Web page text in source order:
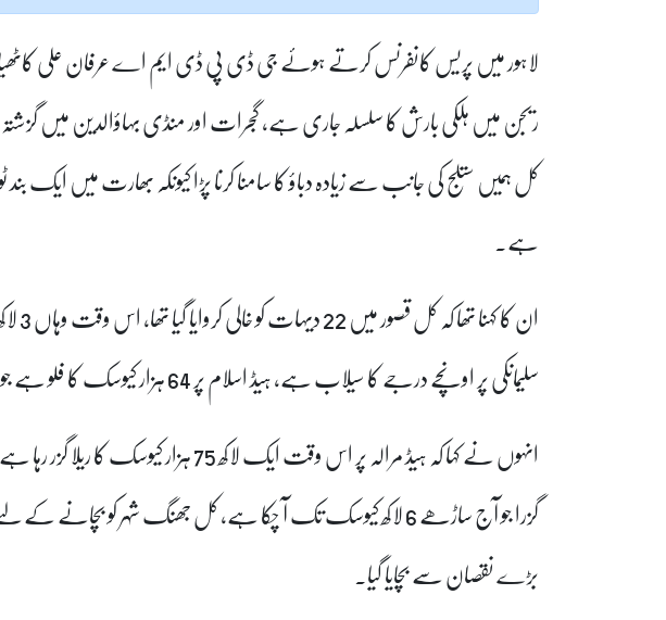
لاہور میں پریس کانفرنس کرتے ہوئے جی ڈی پی ڈی ایم اے عرفان علی
کل ہمیں ستلج کی جانب سے زیادہ دباؤ کا سامنا کرنا پڑا کیونکہ بھارت میں ایک بند
ہے۔
سلیمانکی پر اونچے درجے کا سیلاب ہے، ہیڈ اسلام پر 64 ہزار کیوسک کا فلو ہے جو وہاڑی کے مقام پر بڑھے گا۔
گزرا جو آج ساڑھے 6 لاکھ کیوسک تک آ چکا ہے، کل جھنگ شہر کو
بڑے نقصان سے بچایا گیا۔